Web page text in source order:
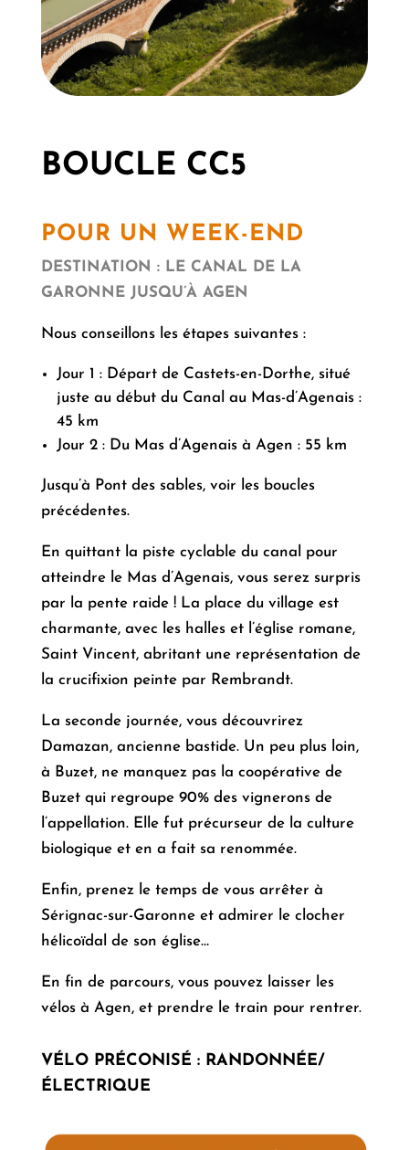
BOUCLE CC5
POUR UN WEEK-END
DESTINATION : LE CANAL DE LA
GARONNE JUSQU’À AGEN
Nous conseillons les étapes suivantes :
Jour 1 : Départ de Castets-en-Dorthe, situé
juste au début du Canal au Mas-d’Agenais :
45 km
Jour 2 : Du Mas d’Agenais à Agen : 55 km
Jusqu’à Pont des sables, voir les boucles
précédentes.
En quittant la piste cyclable du canal pour
atteindre le Mas d’Agenais, vous serez surpris
par la pente raide ! La place du village est
charmante, avec les halles et l’église romane,
Saint Vincent, abritant une représentation de
la crucifixion peinte par Rembrandt.
La seconde journée, vous découvrirez
Damazan, ancienne bastide. Un peu plus loin,
à Buzet, ne manquez pas la coopérative de
Buzet qui regroupe 90% des vignerons de
l’appellation. Elle fut précurseur de la culture
biologique et en a fait sa renommée.
Enfin, prenez le temps de vous arrêter à
Sérignac-sur-Garonne et admirer le clocher
hélicoïdal de son église…
En fin de parcours, vous pouvez laisser les
vélos à Agen, et prendre le train pour rentrer.
VÉLO PRÉCONISÉ : RANDONNÉE/
ÉLECTRIQUE